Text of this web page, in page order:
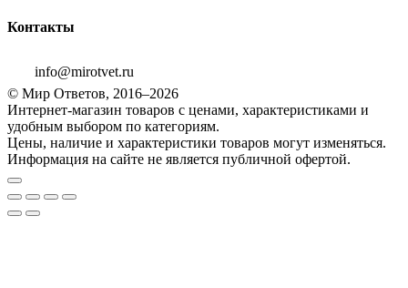
Контакты
info@mirotvet.ru
© Мир Ответов, 2016–2026
Интернет-магазин товаров с ценами, характеристиками и
удобным выбором по категориям.
Цены, наличие и характеристики товаров могут изменяться.
Информация на сайте не является публичной офертой.